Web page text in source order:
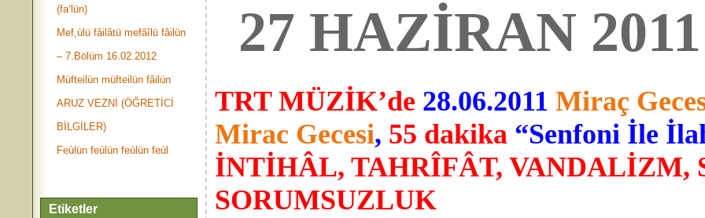
(fa’lün)
Mef,ùlü fâilâtü mefâîlü fâilün
– 7.Bölüm 16.02.2012
Müfteilün müfteilün fâilün
ARUZ VEZNİ (ÖĞRETİCİ
BİLGİLER)
Feùlün feùlün feùlün feùl
Etiketler
27 HAZİRAN
TRT MÜZİK’de 28.06.2011 Miraç
Mirac Gecesi, 55 dakika “Senfoni İle
İNTİHÂL, TAHRÎFÂT, VANDALİZM,
SORUMSUZLUK